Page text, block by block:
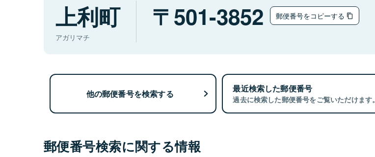
上利町
アガリマチ
501-3852 郵便番号をコピーする
他の郵便番号を検索する 最近検索した郵便番号
過去に検索した郵便番号をご覧いただけます。
郵便番号検索に関する情報